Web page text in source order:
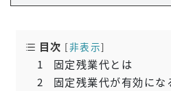
目次 [非表示]
1
固定残業代とは
2
固定残業代が有効にな